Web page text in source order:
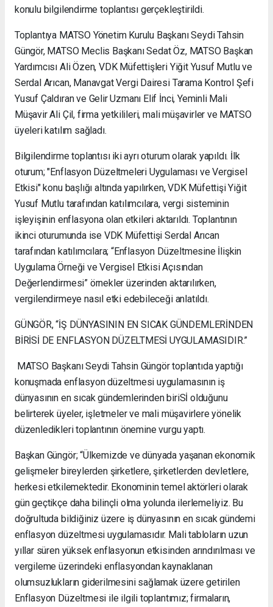
konulu bilgilendirme toplantısı gerçekleştirildi.
Toplantıya MATSO Yönetim Kurulu Başkanı Seydi Tahsin
Güngör, MATSO Meclis Başkanı Sedat Öz, MATSO Başkan
Yardımcısı Ali Özen, VDK Müfettişleri Yiğit Yusuf Mutlu ve
Serdal Arıcan, Manavgat Vergi Dairesi Tarama Kontrol Şefi
Yusuf Çaldıran ve Gelir Uzmanı Elif İnci, Yeminli Mali
Müşavir Ali Çil, firma yetkilileri, mali müşavirler ve MATSO
üyeleri katılım sağladı.
Bilgilendirme toplantısı iki ayrı oturum olarak yapıldı. İlk
oturum; "Enflasyon Düzeltmeleri Uygulaması ve Vergisel
Etkisi" konu başlığı altında yapılırken, VDK Müfettişi Yiğit
Yusuf Mutlu tarafından katılımcılara, vergi sisteminin
işleyişinin enflasyona olan etkileri aktarıldı. Toplantının
ikinci oturumunda ise VDK Müfettişi Serdal Arıcan
tarafından katılımcılara; “Enflasyon Düzeltmesine İlişkin
Uygulama Örneği ve Vergisel Etkisi Açısından
Değerlendirmesi” örnekler üzerinden aktarılırken,
vergilendirmeye nasıl etki edebileceği anlatıldı.
GÜNGÖR, “İŞ DÜNYASININ EN SICAK GÜNDEMLERİNDEN
BİRİSİ DE ENFLASYON DÜZELTMESİ UYGULAMASIDIR.”
MATSO Başkanı Seydi Tahsin Güngör toplantıda yaptığı
konuşmada enflasyon düzeltmesi uygulamasının iş
dünyasının en sıcak gündemlerinden biriSİ olduğunu
belirterek üyeler, işletmeler ve mali müşavirlere yönelik
düzenledikleri toplantının önemine vurgu yaptı.
Başkan Güngör; “Ülkemizde ve dünyada yaşanan ekonomik
gelişmeler bireylerden şirketlere, şirketlerden devletlere,
herkesi etkilemektedir. Ekonominin temel aktörleri olarak
gün geçtikçe daha bilinçli olma yolunda ilerlemeliyiz. Bu
doğrultuda bildiğiniz üzere iş dünyasının en sıcak gündemi
enflasyon düzeltmesi uygulamasıdır. Mali tabloların uzun
yıllar süren yüksek enflasyonun etkisinden arındırılması ve
vergileme üzerindeki enflasyondan kaynaklanan
olumsuzlukların giderilmesini sağlamak üzere getirilen
Enflasyon Düzeltmesi ile ilgili toplantımız; firmaların,